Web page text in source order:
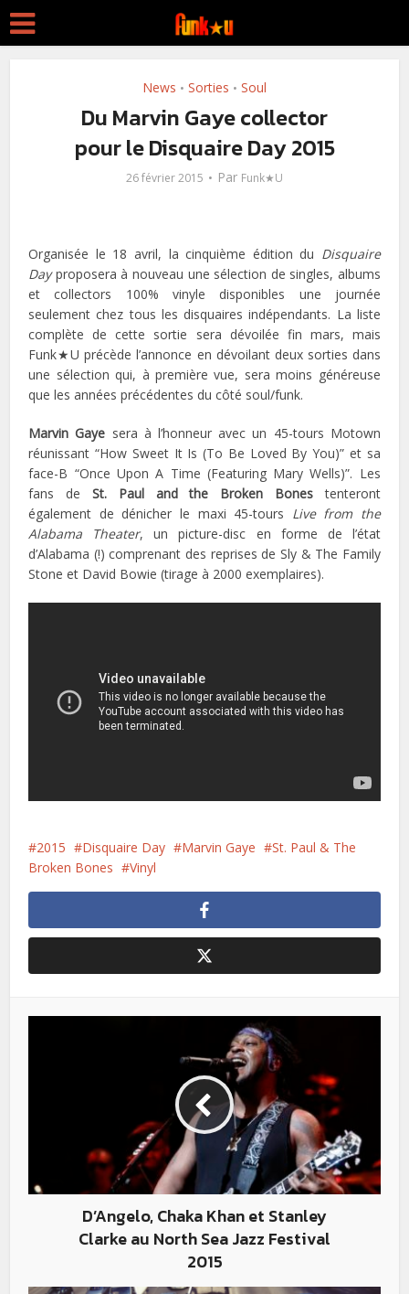
News • Sorties • Soul
Du Marvin Gaye collector
pour le Disquaire Day 2015
26 février 2015 Par Funk★U
Organisée le 18 avril, la cinquième édition du Disquaire
Dayproposera à nouveau une sélection de singles, albums
et collectors 100% vinyle disponibles une journée
seulement chez tous les disquaires indépendants. La liste
complète de cette sortie sera dévoilée fin mars, mais
Funk★U précède l’annonce en dévoilant deux sorties dans
une sélection qui, à première vue, sera moins généreuse
que les années précédentes du côté soul/funk.
Marvin Gaye sera à l’honneur avec un 45-tours Motown
réunissant “How Sweet It Is (To Be Loved By You)” et sa
face-B “Once Upon A Time (Featuring Mary Wells)”. Les
fans de St. Paul and the Broken Bonestenteront
également de dénicher le maxi 45-tours Live from the
Alabama Theater, un picture-disc en forme de l’état
d’Alabama (!) comprenant des reprises de Sly & The Family
Stone et David Bowie (tirage à 2000 exemplaires).
2015 Disquaire Day Marvin Gaye
St. Paul & The
Broken Bones
Vinyl
D’Angelo, Chaka Khan et Stanley
Clarke au North Sea Jazz Festival
2015